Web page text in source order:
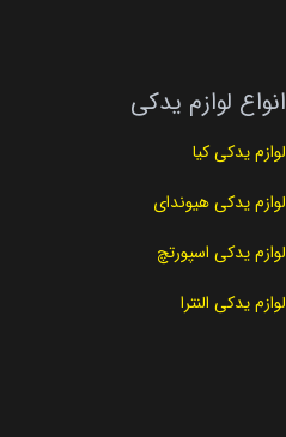
انواع لوازم یدکی
لوازم یدکی کیا
لوازم یدکی هیوندای
لوازم یدکی اسپورتچ
لوازم یدکی النترا